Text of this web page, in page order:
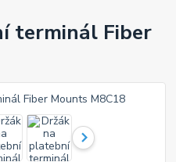
terminál Fiber